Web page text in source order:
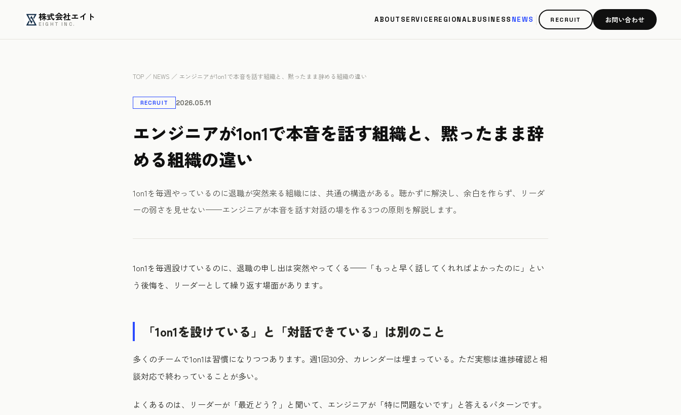
株式会社エイト
EIGHT INC.
ABOUT SERVICE REGIONALBUSINESS NEWS RECRUIT お問い合わせ
TOP ／ NEWS ／ エンジニアが1on1で本音を話す組織と、黙ったまま辞める組織の違い
RECRUIT 2026.05.11
エンジニアが1on1で本音を話す組織と、黙ったまま辞
める組織の違い
1on1を毎週やっているのに退職が突然来る組織には、共通の構造がある。聴かずに解決し、余白を作らず、リーダ
ーの弱さを見せない——エンジニアが本音を話す対話の場を作る3つの原則を解説します。
1on1を毎週設けているのに、退職の申し出は突然やってくる——「もっと早く話してくれればよかったのに」とい
う後悔を、リーダーとして繰り返す場面があります。
「1on1を設けている」と「対話できている」は別のこと
多くのチームで1on1は習慣になりつつあります。週1回30分、カレンダーは埋まっている。ただ実態は進捗確認と相
談対応で終わっていることが多い。
よくあるのは、リーダーが「最近どう？」と聞いて、エンジニアが「特に問題ないです」と答えるパターンです。